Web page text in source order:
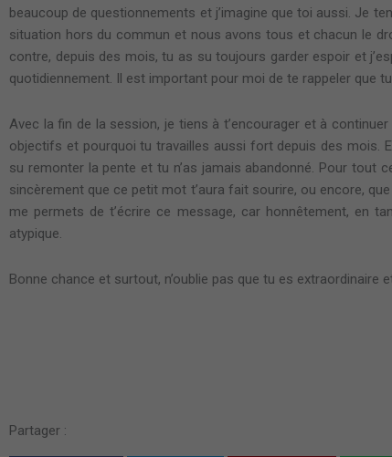
beaucoup de questionnements et j’imagine que toi aussi. Je
situation hors du commun et nous avons tous et chacun le
contre, depuis des mois, tu as su toujours garder espoir et
quotidiennement. Il est important pour moi de te rappeler que
Avec la fin de la session, je tiens à t’encourager et à
objectifs et pourquoi tu travailles aussi fort depuis des mois.
su remonter la pente et tu n’as jamais abandonné. Pour tout
sincèrement que ce petit mot t’aura fait sourire, ou encore,
me permets de t’écrire ce message, car honnêtement, en
atypique.
Bonne chance et surtout, n’oublie pas que tu es extraordinaire
Partager :